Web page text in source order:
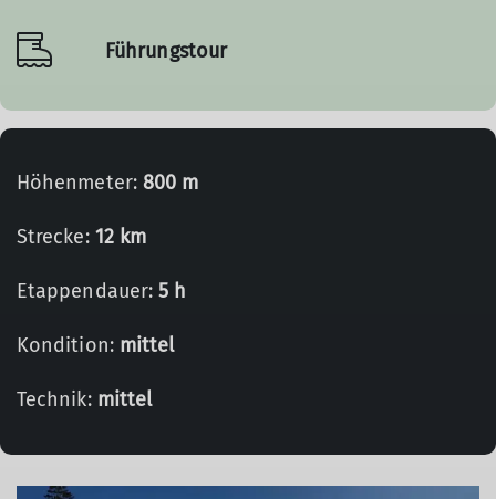
Führungstour
Höhenmeter: 800 m
Strecke: 12 km
Etappendauer:5 h
Kondition: mittel
Technik: mittel